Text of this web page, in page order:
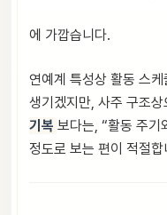
에 가깝습니다.
연예계 특성상 활동 스
생기겠지만, 사주 구조상
기복 보다는, “활동 주기
정도로 보는 편이 적절합